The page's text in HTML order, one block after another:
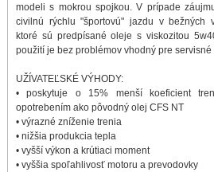
modeli s mokrou spojkou. V prípade
civilnú rýchlu "športovú" jazdu v bežných
ktoré sú predpísané oleje s viskozitou
použití je bez problémov vhodný pre
UŽÍVATEĽSKÉ VÝHODY:
• poskytuje o 15% menší koeficient
opotrebením ako pôvodný olej CFS NT
• výrazné zníženie trenia
• nižšia produkcia tepla
• vyšší výkon a krútiaci moment
• vyššia spoľahlivosť motoru a prevodovky